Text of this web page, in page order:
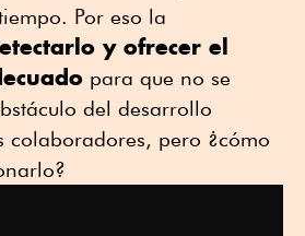
Por eso la
y ofrecer el
para que no se
del desarrollo
colaboradores, pero ¿cómo